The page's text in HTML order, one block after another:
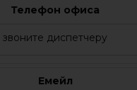
Телефон офиса
звоните диспетчеру
Емейл